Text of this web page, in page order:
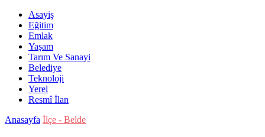
Asayiş
Eğitim
Emlak
Yaşam
Tarım Ve Sanayi
Belediye
Teknoloji
Yerel
Resmî İlan
Anasayfa İlçe - Belde